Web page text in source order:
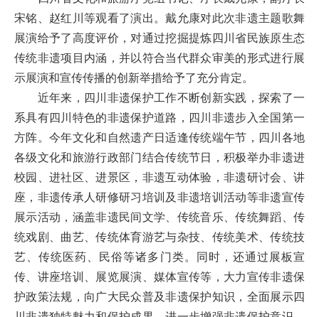
宋铭、赵红川等观看了演出。戴允康对此次非遗主题歌舞
展演给予了高度评价，对通过挖掘提炼四川省民族原生态
传统非遗项目内涵，并以符合当代群众审美的形式进行展
示展演和宣传传播的创新举措给予了充分肯定。
近年来，四川非遗保护工作不断创新实践，探索了一
系具有四川特色的非遗保护道路，四川非遗步入全国第一
方阵。今年文化和自然遗产日适逢传统端午节，四川各地
各级文化和旅游行政部门结合传统节日，积极举办非遗进
校园、进社区、进景区，非遗互动体验，非遗研讨会、讲
座，非遗传承人研修研习培训及非遗培训活动等非遗宣传
展示活动，涵盖非遗民间文学、传统音乐、传统舞蹈、传
统戏剧、曲艺、传统体育游艺与杂技、传统美术、传统技
艺、传统医药、民俗等诸多门类。同时，还通过展板宣
传、讲座培训、展览展演、媒体宣传等，大力宣传非遗保
护政策法规，向广大民众普及非遗保护知识，全面展示四